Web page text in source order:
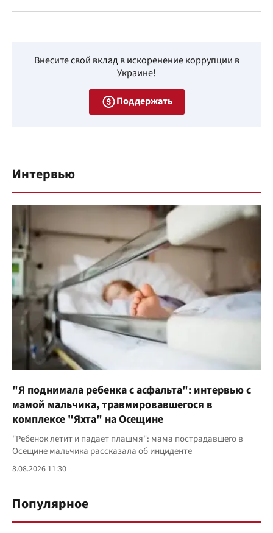
Внесите свой вклад в искоренение коррупции в
Украине!
Поддержать
Интервью
"Я поднимала ребенка с асфальта": интервью с
мамой мальчика, травмировавшегося в
комплексе "Яхта" на Осещине
"Ребенок летит и падает плашмя": мама пострадавшего в
Осещине мальчика рассказала об инциденте
8.08.2026 11:30
Популярное